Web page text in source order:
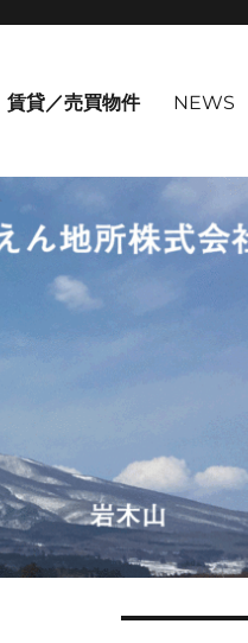
賃貸／売買物件 NEWS